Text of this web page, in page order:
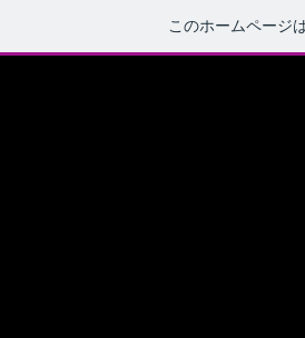
このホームページ